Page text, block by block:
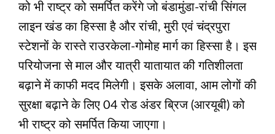
को भी राष्ट्र को समर्पित करेंगे जो बंडामुंडा-रांची सिंगल
लाइन खंड का हिस्सा है और रांची, मुरी एवं चंद्रपुरा
स्टेशनों के रास्ते राउरकेला-गोमोह मार्ग का हिस्सा है। इस
परियोजना से माल और यात्री यातायात की गतिशीलता
बढ़ाने में काफी मदद मिलेगी। इसके अलावा, आम लोगों की
सुरक्षा बढ़ाने के लिए 04 रोड अंडर ब्रिज (आरयूबी) को
भी राष्ट्र को समर्पित किया जाएगा।